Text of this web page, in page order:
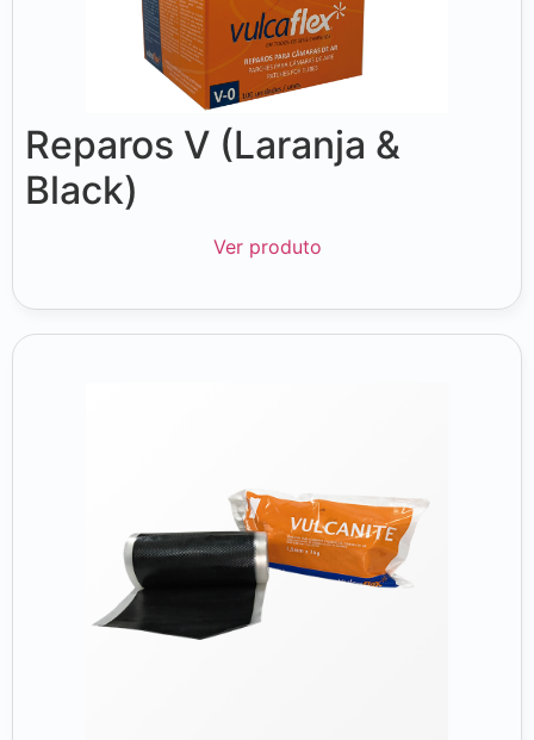
Reparos V (Laranja &
Black)
Ver produto